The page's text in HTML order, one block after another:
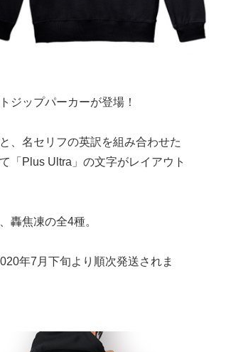
ジップパーカーが登場！
、名セリフの英訳を組み合わせた
「Plus Ultra」の文字がレイアウト
轟焦凍の全4種。
年7月下旬より順次発送されま